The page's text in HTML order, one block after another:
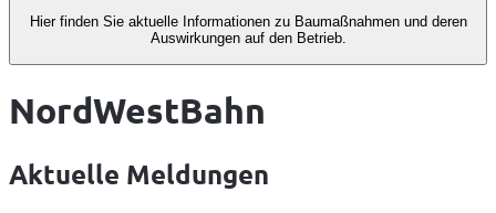
Hier finden Sie aktuelle Informationen zu Baumaßnahmen und deren
Auswirkungen auf den Betrieb.
NordWestBahn
Aktuelle Meldungen